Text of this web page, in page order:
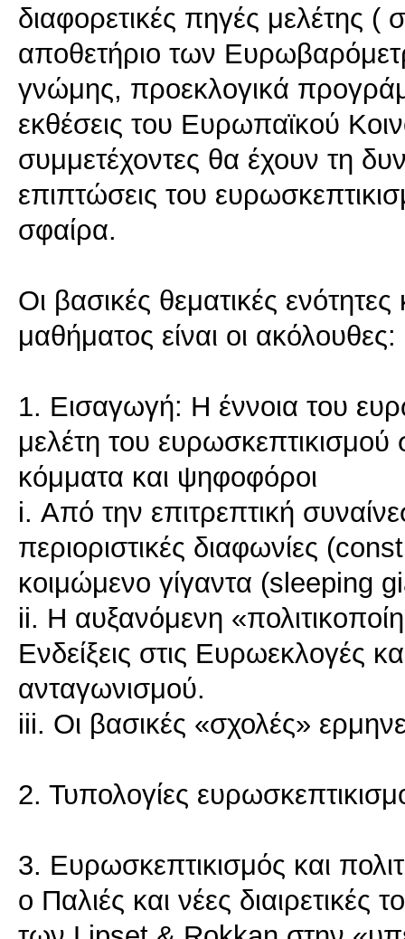
διαφορετικές πηγές μελέτης (
αποθετήριο των
γνώμης, προεκλογικά
εκθέσεις του Ευρωπαϊκού
συμμετέχοντες θα έχουν τη
επιπτώσεις του
σφαίρα.
Οι βασικές θεματικές
μαθήματος είναι οι ακόλουθες:
1. Εισαγωγή: Η έννοια του
μελέτη του ευρωσκεπτικισμού
κόμματα και ψηφοφόροι
i. Από την επιτρεπτική
περιοριστικές διαφωνίες
κοιμώμενο γίγαντα (sleeping
ii. Η αυξανόμενη
Ενδείξεις στις Ευρωεκλογές
ανταγωνισμού.
iii. Οι βασικές «σχολές»
2. Τυπολογίες
3. Ευρωσκεπτικισμός και
o Παλιές και νέες